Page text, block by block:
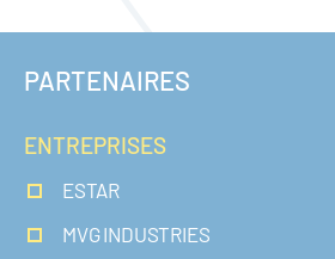
PARTENAIRES
ENTREPRISES
ESTAR
MVG INDUSTRIES